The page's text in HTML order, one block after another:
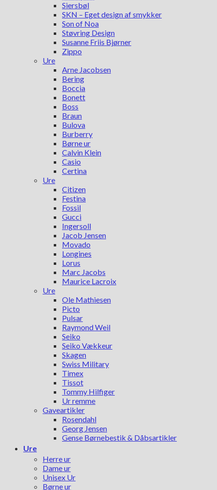
Siersbøl
SKN – Eget design af smykker
Son of Noa
Støvring Design
Susanne Friis Bjørner
Zippo
Ure
Arne Jacobsen
Bering
Boccia
Bonett
Boss
Braun
Bulova
Burberry
Børne ur
Calvin Klein
Casio
Certina
Ure
Citizen
Festina
Fossil
Gucci
Ingersoll
Jacob Jensen
Movado
Longines
Lorus
Marc Jacobs
Maurice Lacroix
Ure
Ole Mathiesen
Picto
Pulsar
Raymond Weil
Seiko
Seiko Vækkeur
Skagen
Swiss Military
Timex
Tissot
Tommy Hilfiger
Ur remme
Gaveartikler
Rosendahl
Georg Jensen
Gense Børnebestik & Dåbsartikler
Ure
Herre ur
Dame ur
Unisex Ur
Børne ur